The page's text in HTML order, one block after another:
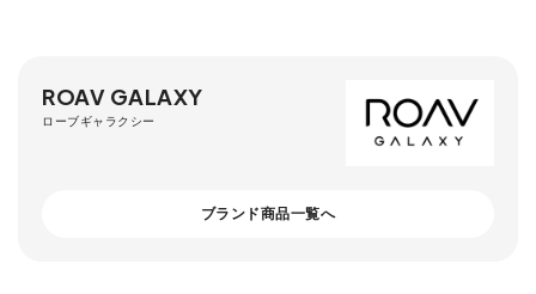
ROAV GALAXY
ローブギャラクシー
ブランド商品一覧へ